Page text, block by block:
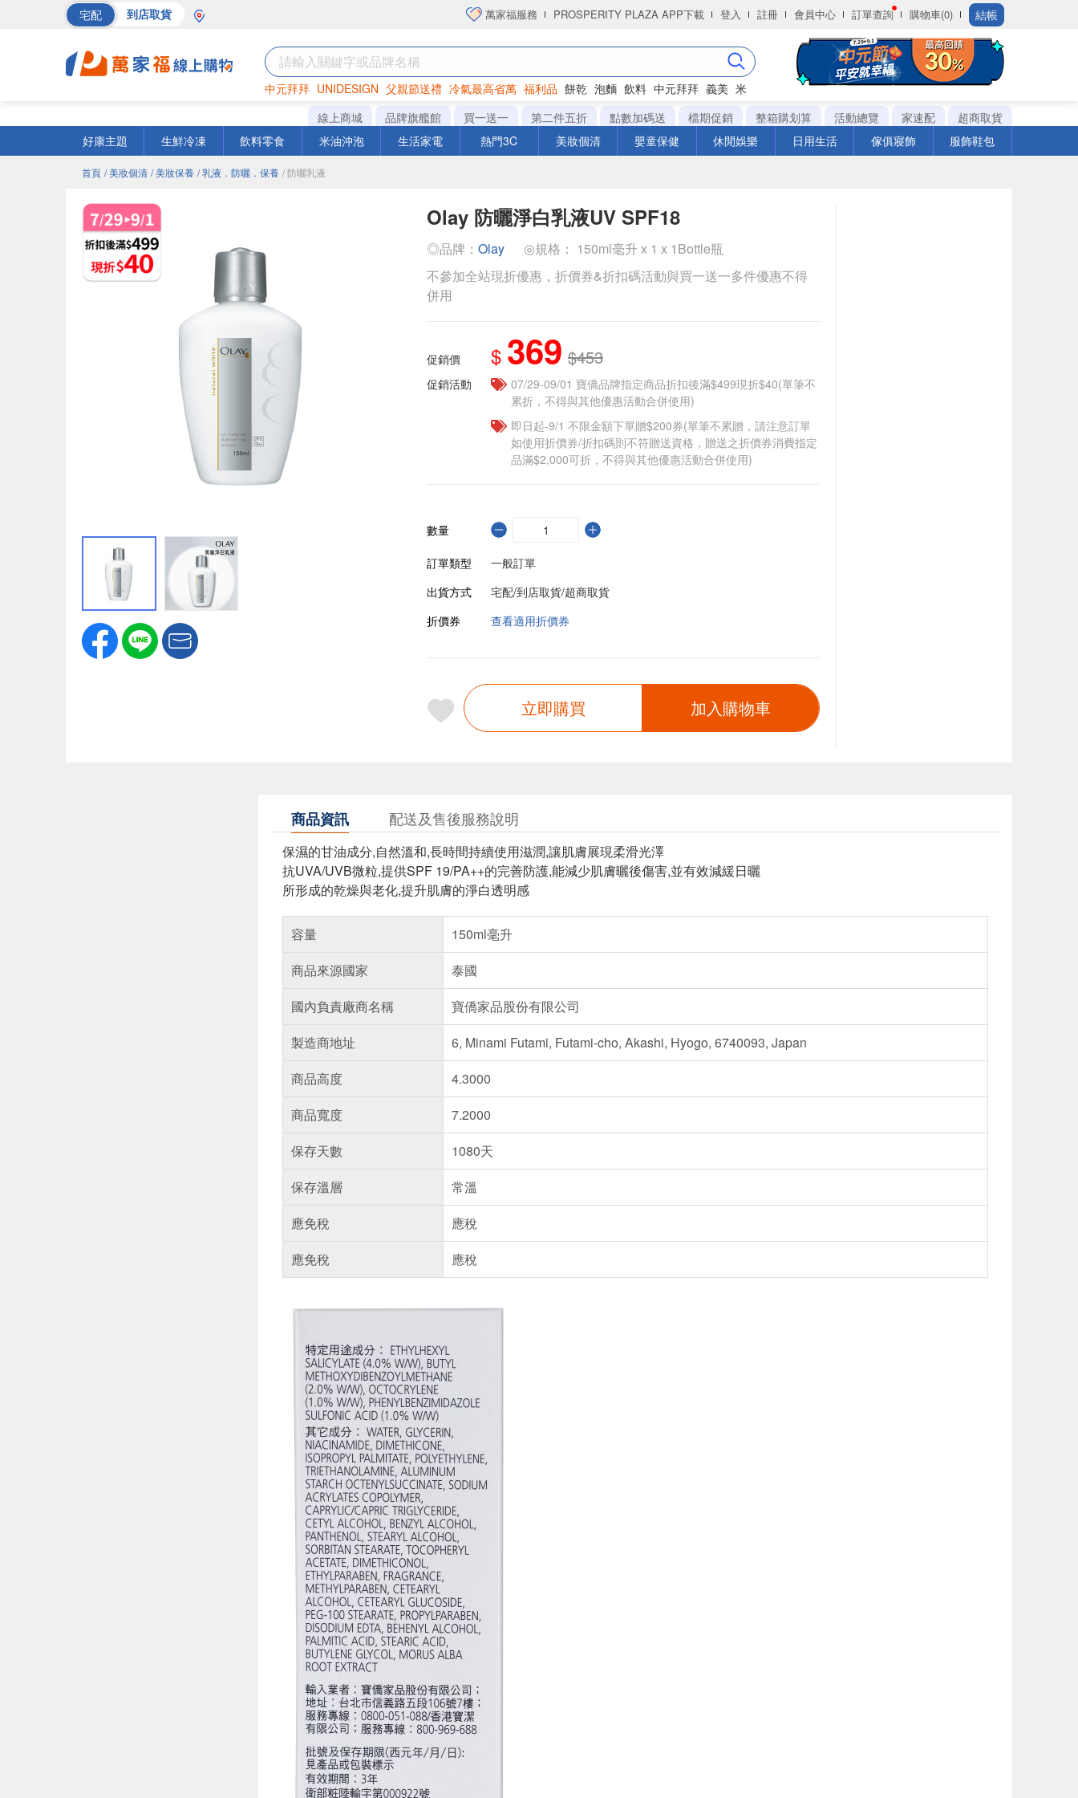
宅配 到店取貨 萬家福服務 PROSPERITY PLAZA APP下載 登入 註冊 會員中心 訂單查詢 購物車(0) 結帳
中元拜拜 UNIDESIGN 父親節送禮 冷氣最高省萬 福利品 餅乾 泡麵 飲料 中元拜拜 義美 米
罐頭 海苔 洋芋片
線上商城 品牌旗艦館 買一送一 第二件五折 點數加碼送 檔期促銷 整箱購划算 活動總覽 家速配
超商取貨
好康主題
生鮮冷凍 飲料零食 米油沖泡 生活家電 熱門3C 美妝個清 嬰童保健 休閒娛樂 日用生活 傢俱寢飾 服飾鞋包
首頁 / 美妝個清 / 美妝保養 / 乳液．防曬．保養 / 防曬乳液
Olay 防曬淨白乳液UV SPF18
◎品牌： Olay
◎規格： 150ml毫升 x 1 x 1Bottle瓶
不參加全站現折優惠，折價券&折扣碼活動與買一送一多件優惠不得
併用
促銷價 $ 369 $453
促銷活動
07/29-09/01 寶僑品牌指定商品折扣後滿$499現折$40(單筆不
累折，不得與其他優惠活動合併使用)
即日起-9/1 不限金額下單贈$200券(單筆不累贈，請注意訂單
如使用折價券/折扣碼則不符贈送資格，贈送之折價券消費指定
品滿$2,000可折，不得與其他優惠活動合併使用)
數量
訂單類型
一般訂單
出貨方式
宅配/到店取貨/超商取貨
折價券
查看適用折價券
立即購買 加入購物車
商品資訊 配送及售後服務說明
保濕的甘油成分,自然溫和,長時間持續使用滋潤,讓肌膚展現柔滑光澤
抗UVA/UVB微粒,提供SPF 19/PA++的完善防護,能減少肌膚曬後傷害,並有效減緩日曬
所形成的乾燥與老化,提升肌膚的淨白透明感
容量
150ml毫升
商品來源國家
泰國
國內負責廠商名稱
寶僑家品股份有限公司
製造商地址
6, Minami Futami, Futami-cho, Akashi, Hyogo, 6740093, Japan
商品高度
4.3000
商品寬度
7.2000
保存天數
1080天
保存溫層
常溫
應免稅
應稅
應免稅
應稅